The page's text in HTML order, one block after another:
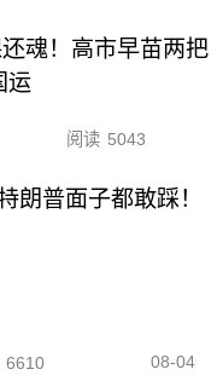
魂！高市早苗两把
运
阅读 5043
朗普面子都敢踩！
6610 08-04